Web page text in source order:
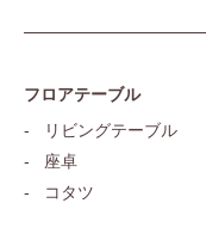
フロアテーブル
リビングテーブル
座卓
コタツ